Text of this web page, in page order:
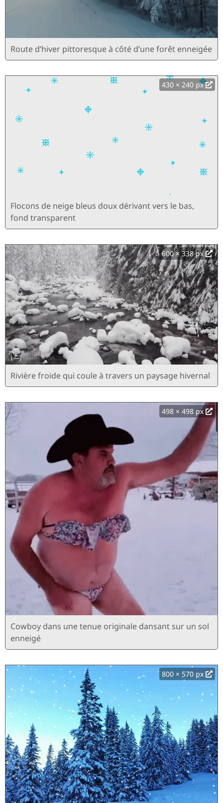
Route d’hiver pittoresque à côté d’une forêt enneigée
430 × 240 px
Flocons de neige bleus doux dérivant vers le bas,
fond transparent
600 × 338 px
Rivière froide qui coule à travers un paysage hivernal
498 × 498 px
Cowboy dans une tenue originale dansant sur un sol
enneigé
800 × 570 px